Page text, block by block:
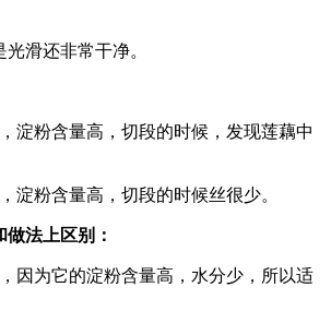
滑还非常干净。
淀粉含量高，切段的时候，发现莲藕中
淀粉含量高，切段的时候丝很少。
法上区别：
因为它的淀粉含量高，水分少，所以适